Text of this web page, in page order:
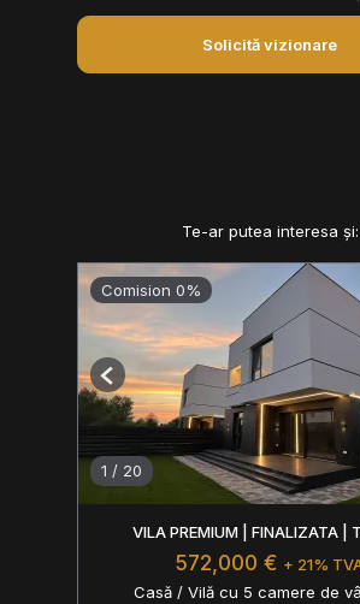
Solicită vizionare
Te-ar putea interesa și:
Comision 0%
1 / 20
Previous
VILA PREMIUM | FINALIZATA |
572,000 € + 21%
Casă / Vilă cu 5 camere de